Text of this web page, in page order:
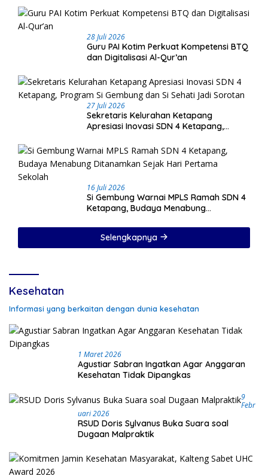
28 Juli 2026
Guru PAI Kotim Perkuat Kompetensi BTQ
dan Digitalisasi Al-Qur’an
27 Juli 2026
Sekretaris Kelurahan Ketapang
Apresiasi Inovasi SDN 4 Ketapang,
Sorotan
16 Juli 2026
Si Gembung Warnai MPLS Ramah SDN 4
Ketapang, Budaya Menabung
Selengkapnya
Kesehatan
Informasi yang berkaitan dengan dunia kesehatan
1 Maret 2026
Agustiar Sabran Ingatkan Agar Anggaran
Kesehatan Tidak Dipangkas
9
Febr
Uari 2026
RSUD Doris Sylvanus Buka Suara soal
Dugaan Malpraktik